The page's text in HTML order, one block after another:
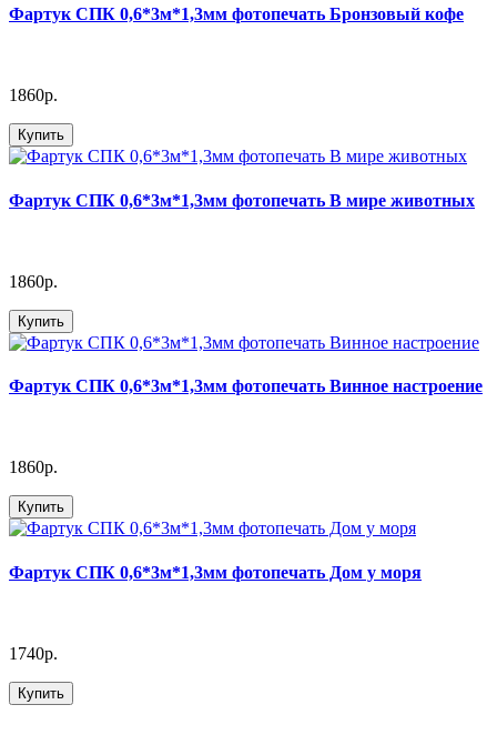
Фартук СПК 0,6*3м*1,3мм фотопечать Бронзовый кофе
1860р.
Купить
Фартук СПК 0,6*3м*1,3мм фотопечать В мире животных
1860р.
Купить
Фартук СПК 0,6*3м*1,3мм фотопечать Винное настроение
1860р.
Купить
Фартук СПК 0,6*3м*1,3мм фотопечать Дом у моря
1740р.
Купить